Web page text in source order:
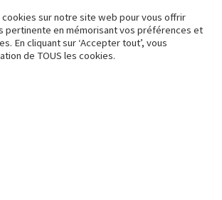
cookies sur notre site web pour vous offrir
pertinente en mémorisant vos préférences et
En cliquant sur ‘Accepter tout’, vous
de TOUS les cookies.